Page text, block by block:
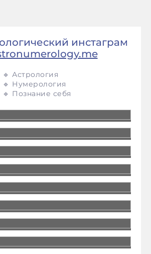
инстаграм
🔹 Астрология
🔹 Нумерология
🔹 Познание себя